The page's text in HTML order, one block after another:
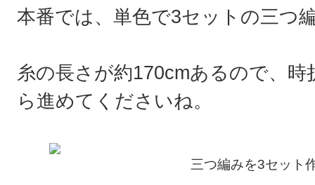
本番では、単色で3セットの三つ
糸の長さが約170cmあるので、
ら進めてくださいね。
三つ編みを3セット